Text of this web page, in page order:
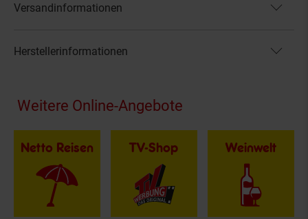
Versandinformationen
Herstellerinformationen
Fußzeile
Weitere Online-Angebote
Netto Reisen TV-Shop Weinwelt